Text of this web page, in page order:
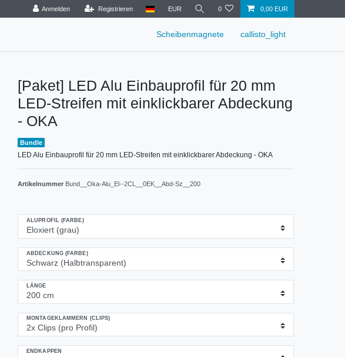
Anmelden Registrieren EUR 0 0,00 EUR
Scheibenmagnete callisto_light
[Paket] LED Alu Einbauprofil für 20 mm
LED-Streifen mit einklickbarer Abdeckung
- OKA
Bundle
LED Alu Einbauprofil für 20 mm LED-Streifen mit einklickbarer Abdeckung - OKA
Artikelnummer Bund__Oka-Alu_El--2CL__0EK__Abd-Sz__200
ALUPROFIL (FARBE)
ABDECKUNG (FARBE)
LÄNGE
MONTAGEKLAMMERN (CLIPS)
ENDKAPPEN